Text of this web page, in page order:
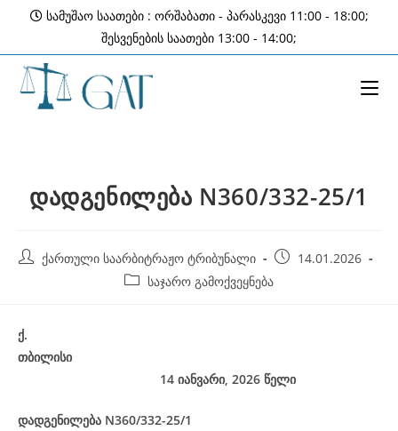
content
სამუშაო საათები : ორშაბათი - პარასკევი 11:00 - 18:00;
შესვენების საათები 13:00 - 14:00;
დადგენილება N360/332-25/1
Post ქართული საარბიტრაჟო ტრიბუნალი
Post 14.01.2026
Post საჯარო გამოქვეყნება
ქ.
თბილისი
14 იანვარი, 2026 წელი
დადგენილება N360/332-25/1